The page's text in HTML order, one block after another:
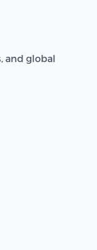
and global